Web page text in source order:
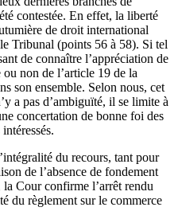
contestée. En effet, la liberté
de droit international
Tribunal (points 56 à 58). Si tel
de connaître l’appréciation de
non de l’article 19 de la
son ensemble. Selon nous, cet
a pas d’ambiguïté, il se limite à
concertation de bonne foi des
du recours, tant pour
de l’absence de fondement
Cour confirme l’arrêt rendu
du règlement sur le commerce